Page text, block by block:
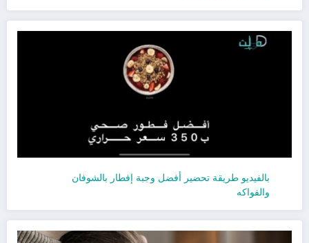
بالفيديو طريقة تحضير أفضل وجبة إفطار بالشوفان
والفواكه